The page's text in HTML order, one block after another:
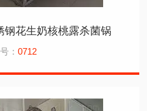
钢花生奶核桃露杀菌锅
：0712